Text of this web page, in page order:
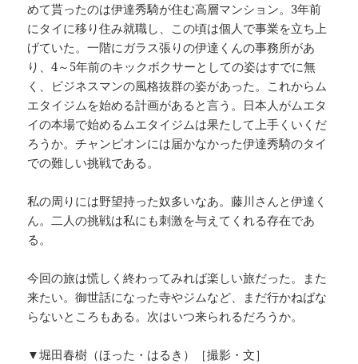
めて貰ったのは伊達秀騎が住む高層マンション。3年前
にタイに移り住み就職し、この頃は個人で事業を立ち上
げていた。一階にガラス張りの伊達くんの事務所があ
り、4～5年前のキックボクサーとしての姿はすでに無
く、ビジネスマンの風格抜群の姿があった。これからム
エタイジムを始める計画があると言う。日本人がムエタ
イの本場で始めるムエタイジムは果たして上手くいくだ
ろうか。チャンピオンには届かなかった伊達秀騎のタイ
での難しい挑戦である。
私の周りには野望持った奴多いなあ。藤川さんと伊達く
ん。二人の挑戦は私にも刺激を与えてくれる存在であ
る。
今回の旅は慌しく終わってみれば楽しい旅だった。また
来たい。御世話になった寺やジムなど、まだ行かねばな
らないところもある。次はいつ来られるだろうか。
▼堀田春樹（ほった・はるき）［撮影・文］